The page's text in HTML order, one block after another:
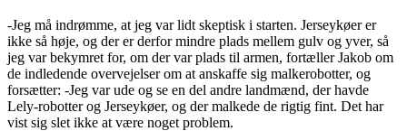
-Jeg må indrømme, at jeg var lidt skeptisk i starten. Jerseykøer er
ikke så høje, og der er derfor mindre plads mellem gulv og yver, så
jeg var bekymret for, om der var plads til armen, fortæller Jakob om
de indledende overvejelser om at anskaffe sig malkerobotter, og
forsætter: -Jeg var ude og se en del andre landmænd, der havde
Lely-robotter og Jerseykøer, og der malkede de rigtig fint. Det har
vist sig slet ikke at være noget problem.